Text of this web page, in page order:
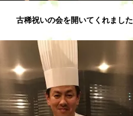
古稀祝いの会を開いてくれました